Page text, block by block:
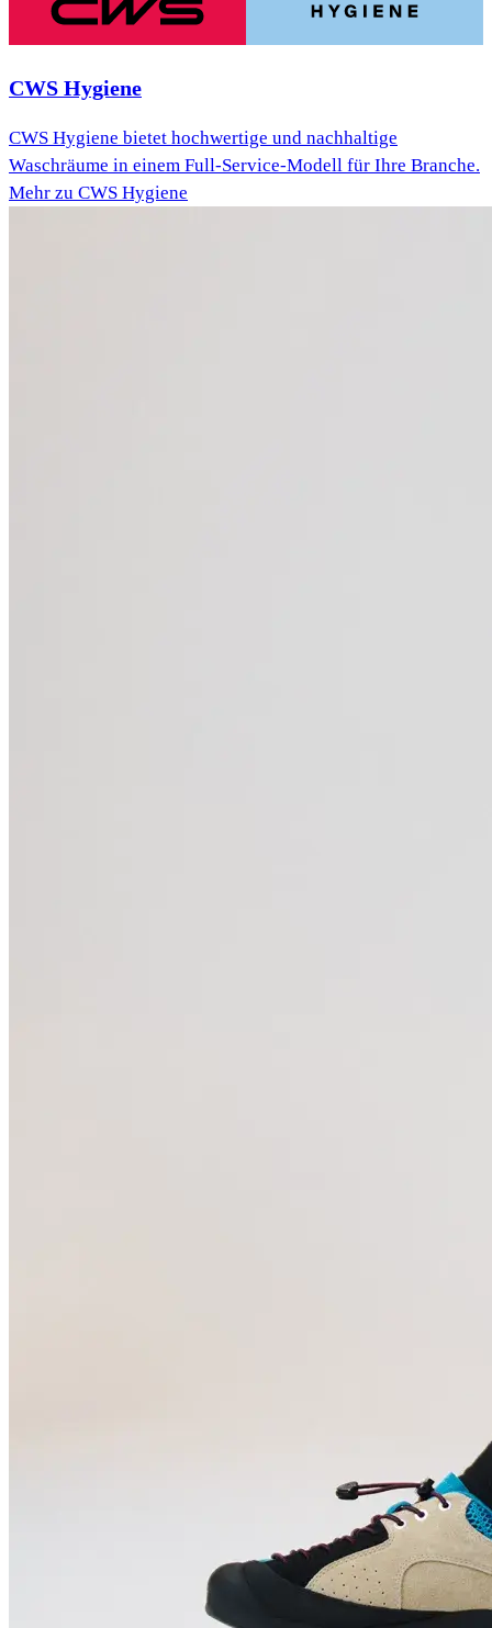
CWS Hygiene
CWS Hygiene bietet hochwertige und nachhaltige
Waschräume in einem Full-Service-Modell für Ihre Branche.
Mehr zu CWS Hygiene